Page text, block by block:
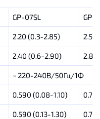
GP-07SL GP-
2.20 (0.3-2.85) 2.50
2.40 (0.6-2.90) 2.80
~ 220-240В/50Гц/1Ф
0.590 (0.08-1.10)
0.590 (0.13-1.30)